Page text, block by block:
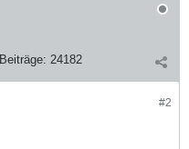
Beiträge: 24182
#2